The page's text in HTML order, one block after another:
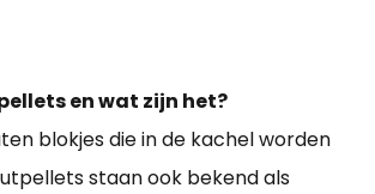
en wat zijn het?
blokjes die in de kachel worden
staan ook bekend als